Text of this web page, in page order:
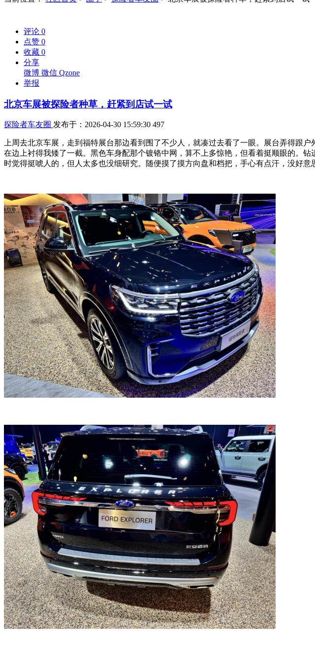
评论 0
点赞 0
收藏 0
分享
微博 微信 Qzone
举报
北京车展被探险者种草，赶紧到店试一试
探险者车友圈 发布于：2026-04-30 15:59:30 497
上周去北京车展，走到福特展台那边看到围了不少人，就凑过去看了一眼。展台弄得跟
在边上衬得我矮了一截。黑色车身配那个镀铬中网，算不上多惊艳，但看着挺顺眼的。
时觉得挺唬人的，但人太多也没细研究。随便摸了摸方向盘和档把，手心有点汗，没好